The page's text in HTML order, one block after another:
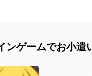
ンゲームでお小遣